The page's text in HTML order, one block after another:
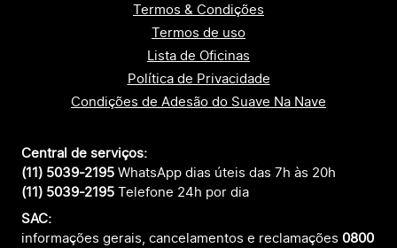
Termos & Condições
Termos de uso
Lista de Oficinas
Política de Privacidade
Condições de Adesão do Suave Na Nave
Central de serviços:
(11) 5039-2195 WhatsApp dias úteis das 7h às 20h
(11) 5039-2195 Telefone 24h por dia
SAC:
informações gerais, cancelamentos e reclamações 0800